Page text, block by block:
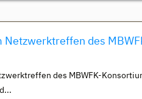
Netzwerktreffen des
des MBWFK-